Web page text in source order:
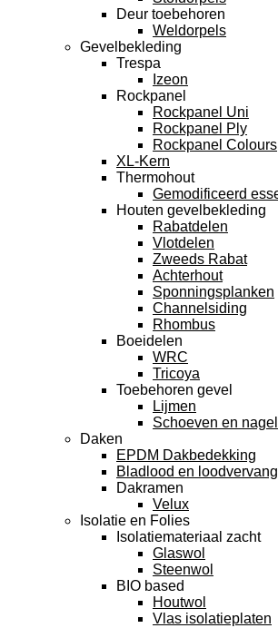
Deur toebehoren
Weldorpels
Gevelbekleding
Trespa
Izeon
Rockpanel
Rockpanel Uni
Rockpanel Ply
Rockpanel Colours
XL-Kern
Thermohout
Gemodificeerd
Houten gevelbekleding
Rabatdelen
Vlotdelen
Zweeds Rabat
Achterhout
Sponningsplanken
Channelsiding
Rhombus
Boeidelen
WRC
Tricoya
Toebehoren gevel
Lijmen
Schoeven en
Daken
EPDM Dakbedekking
Bladlood en
Dakramen
Velux
Isolatie en Folies
Isolatiemateriaal zacht
Glaswol
Steenwol
BIO based
Houtwol
Vlas isolatieplaten